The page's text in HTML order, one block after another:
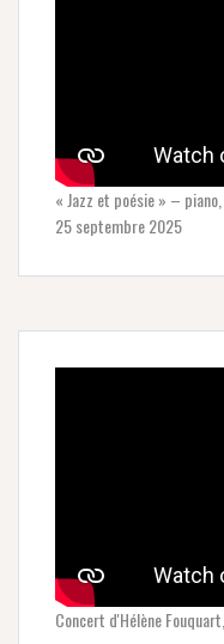
« Jazz et poésie » –
25 septembre 2025
Concert d'Hélène